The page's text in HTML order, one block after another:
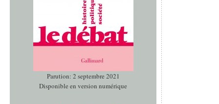
Parution: 2 septembre 2021
Disponible en version numérique